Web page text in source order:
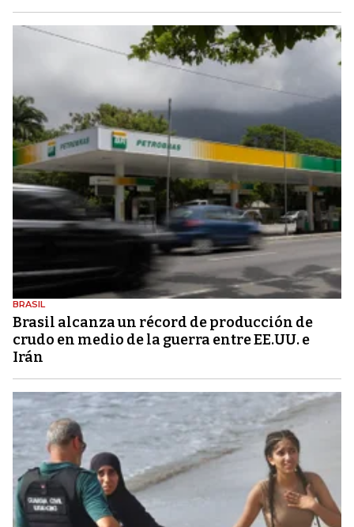
BRASIL
Brasil alcanza un récord de producción de
crudo en medio de la guerra entre EE.UU. e
Irán